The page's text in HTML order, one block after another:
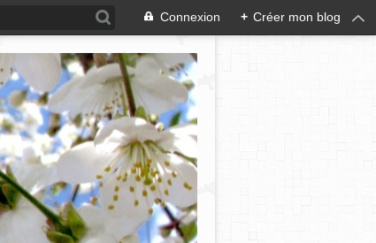
Connexion + Créer mon blog